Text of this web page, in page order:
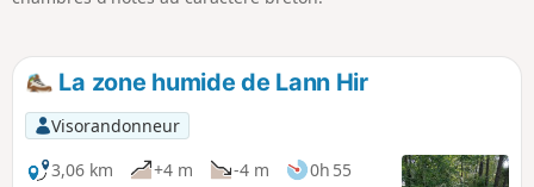
La zone humide de Lann Hir
Visorandonneur
3,06 km
+4 m -4 m
0h 55